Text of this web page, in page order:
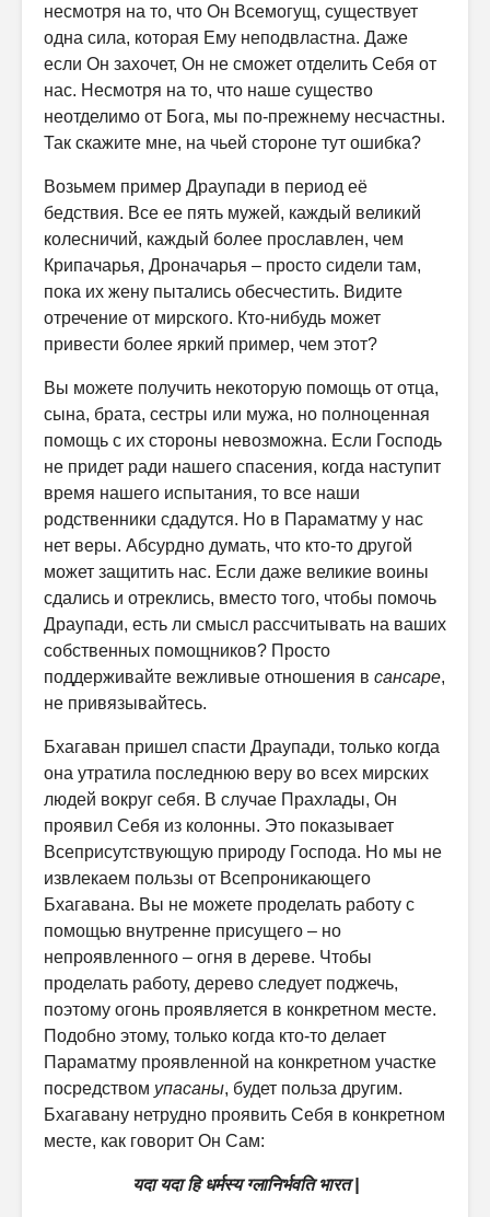
несмотря на то, что Он Всемогущ, существует
одна сила, которая Ему неподвластна. Даже
если Он захочет, Он не сможет отделить Себя от
нас. Несмотря на то, что наше существо
неотделимо от Бога, мы по-прежнему несчастны.
Так скажите мне, на чьей стороне тут ошибка?
Возьмем пример Драупади в период её
бедствия. Все ее пять мужей, каждый великий
колесничий, каждый более прославлен, чем
Крипачарья, Дроначарья – просто сидели там,
пока их жену пытались обесчестить. Видите
отречение от мирского. Кто-нибудь может
привести более яркий пример, чем этот?
Вы можете получить некоторую помощь от отца,
сына, брата, сестры или мужа, но полноценная
помощь с их стороны невозможна. Если Господь
не придет ради нашего спасения, когда наступит
время нашего испытания, то все наши
родственники сдадутся. Но в Параматму у нас
нет веры. Абсурдно думать, что кто-то другой
может защитить нас. Если даже великие воины
сдались и отреклись, вместо того, чтобы помочь
Драупади, есть ли смысл рассчитывать на ваших
собственных помощников? Просто
поддерживайте вежливые отношения в сансаре,
не привязывайтесь.
Бхагаван пришел спасти Драупади, только когда
она утратила последнюю веру во всех мирских
людей вокруг себя. В случае Прахлады, Он
проявил Себя из колонны. Это показывает
Всеприсутствующую природу Господа. Но мы не
извлекаем пользы от Всепроникающего
Бхагавана. Вы не можете проделать работу с
помощью внутренне присущего – но
непроявленного – огня в дереве. Чтобы
проделать работу, дерево следует поджечь,
поэтому огонь проявляется в конкретном месте.
Подобно этому, только когда кто-то делает
Параматму проявленной на конкретном участке
посредством упасаны, будет польза другим.
Бхагавану нетрудно проявить Себя в конкретном
месте, как говорит Он Сам:
यदा यदा हि धर्मस्य ग्लानिर्भवति भारत|